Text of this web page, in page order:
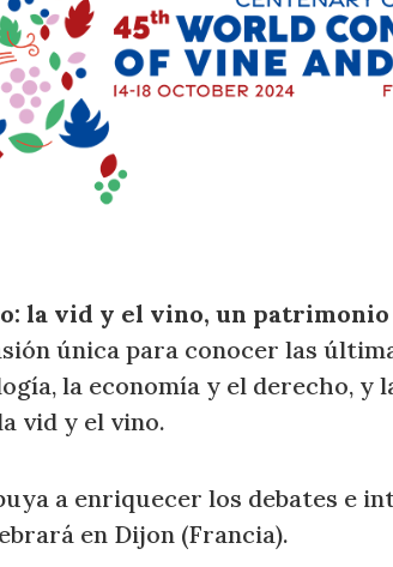
la vid y el vino, un
única para conocer las
la economía y el derecho, y
vid y el vino.
a enriquecer los debates e
en Dijon (Francia).